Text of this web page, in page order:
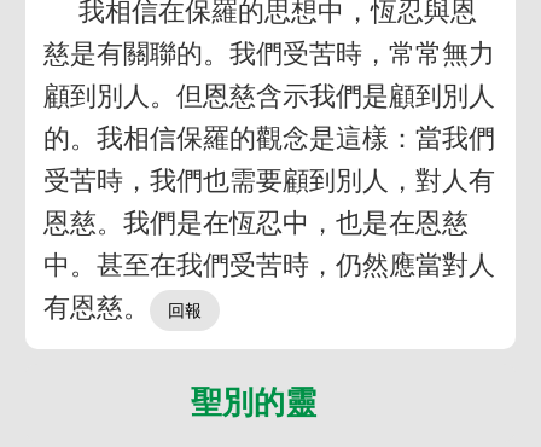
我相信在保羅的思想中，恆忍與恩
慈是有關聯的。我們受苦時，常常無力
顧到別人。但恩慈含示我們是顧到別人
的。我相信保羅的觀念是這樣：當我們
受苦時，我們也需要顧到別人，對人有
恩慈。我們是在恆忍中，也是在恩慈
中。甚至在我們受苦時，仍然應當對人
有恩慈。
聖別的靈